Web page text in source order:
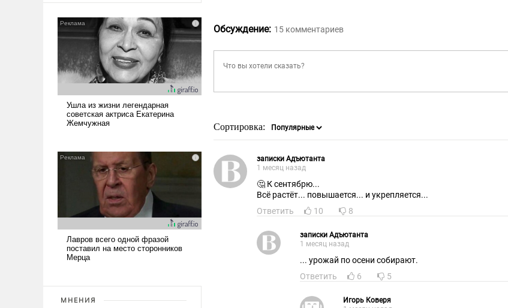
МНЕНИЯ
Обсуждение: 15 комментариев
Сортировка:
записки Адъютанта
1 месяц назад
🤔 К сентябрю...
Всё растёт... повышается... и укрепляется...
Ответить
10 8
записки Адъютанта
1 месяц назад
... урожай по осени собирают.
Ответить
6 5
Игорь Коверя